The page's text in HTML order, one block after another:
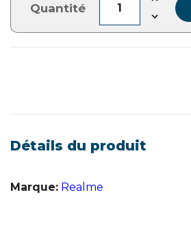
Quantité
Détails du produit
Marque: Realme